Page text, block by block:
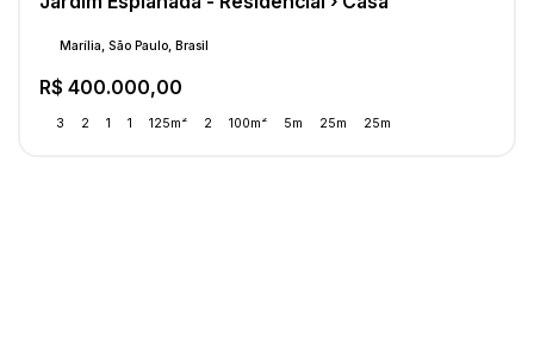
R$ 400.000,00
Marília, São Paulo, Brasil
3 2 1 1 125m² 2 100m² 5m 25m 25m